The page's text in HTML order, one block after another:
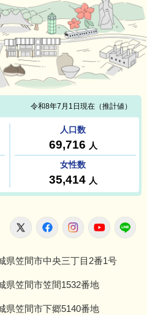
笠間市役所
X FacebookInstagram
県笠間市中央三丁目2番1号
県笠間市笠間1532番地
県笠間市下郷5140番地